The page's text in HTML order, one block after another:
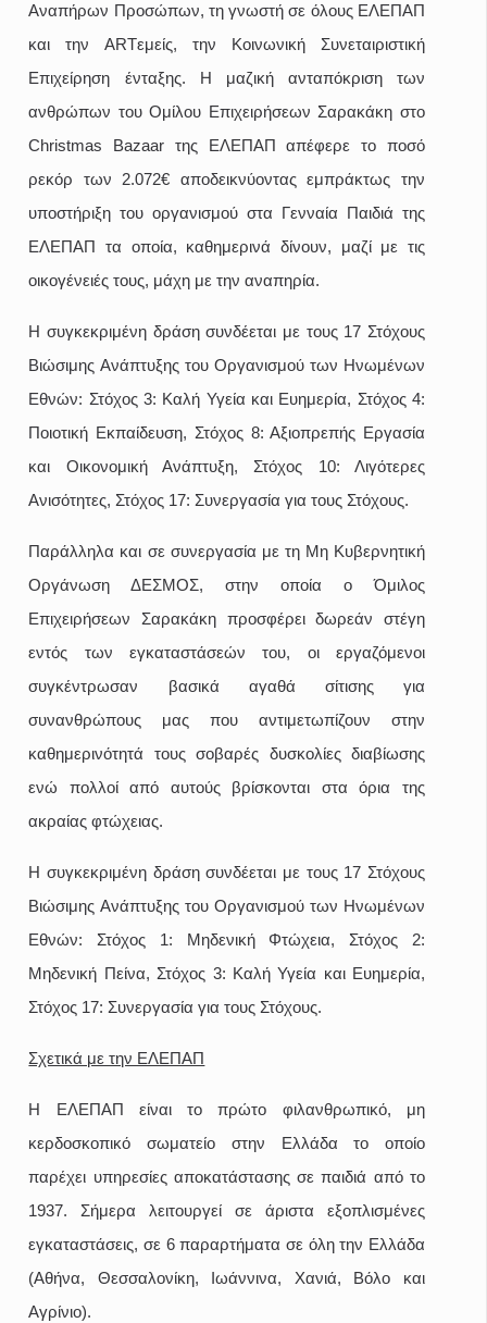
Αναπήρων Προσώπων, τη γνωστή σε όλους ΕΛΕΠΑΠ
και την ARTεμείς, την Κοινωνική Συνεταιριστική
Επιχείρηση ένταξης. Η μαζική ανταπόκριση των
ανθρώπων του Ομίλου Επιχειρήσεων Σαρακάκη στο
Christmas Bazaar της ΕΛΕΠΑΠ απέφερε το ποσό
ρεκόρ των 2.072€ αποδεικνύοντας εμπράκτως την
υποστήριξη του οργανισμού στα Γενναία Παιδιά της
ΕΛΕΠΑΠ τα οποία, καθημερινά δίνουν, μαζί με τις
οικογένειές τους, μάχη με την αναπηρία.
Η συγκεκριμένη δράση συνδέεται με τους 17 Στόχους
Βιώσιμης Ανάπτυξης του Οργανισμού των Ηνωμένων
Εθνών: Στόχος 3: Καλή Υγεία και Ευημερία, Στόχος 4:
Ποιοτική Εκπαίδευση, Στόχος 8: Αξιοπρεπής Εργασία
και Οικονομική Ανάπτυξη, Στόχος 10: Λιγότερες
Ανισότητες, Στόχος 17: Συνεργασία για τους Στόχους.
Παράλληλα και σε συνεργασία με τη Μη Κυβερνητική
Οργάνωση ΔΕΣΜΟΣ, στην οποία ο Όμιλος
Επιχειρήσεων Σαρακάκη προσφέρει δωρεάν στέγη
εντός των εγκαταστάσεών του, οι εργαζόμενοι
συγκέντρωσαν βασικά αγαθά σίτισης για
συνανθρώπους μας που αντιμετωπίζουν στην
καθημερινότητά τους σοβαρές δυσκολίες διαβίωσης
ενώ πολλοί από αυτούς βρίσκονται στα όρια της
ακραίας φτώχειας.
Η συγκεκριμένη δράση συνδέεται με τους 17 Στόχους
Βιώσιμης Ανάπτυξης του Οργανισμού των Ηνωμένων
Εθνών: Στόχος 1: Μηδενική Φτώχεια, Στόχος 2:
Μηδενική Πείνα, Στόχος 3: Καλή Υγεία και Ευημερία,
Στόχος 17: Συνεργασία για τους Στόχους.
Σχετικά με την ΕΛΕΠΑΠ
Η ΕΛΕΠΑΠ είναι το πρώτο φιλανθρωπικό, μη
κερδοσκοπικό σωματείο στην Ελλάδα το οποίο
παρέχει υπηρεσίες αποκατάστασης σε παιδιά από το
1937. Σήμερα λειτουργεί σε άριστα εξοπλισμένες
εγκαταστάσεις, σε 6 παραρτήματα σε όλη την Ελλάδα
(Αθήνα, Θεσσαλονίκη, Ιωάννινα, Χανιά, Βόλο και
Αγρίνιο).